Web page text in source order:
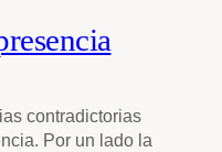
contradictorias
Por un lado la